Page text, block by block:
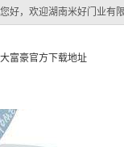
您好，欢迎湖南米好门业有
大富豪官方下载地址